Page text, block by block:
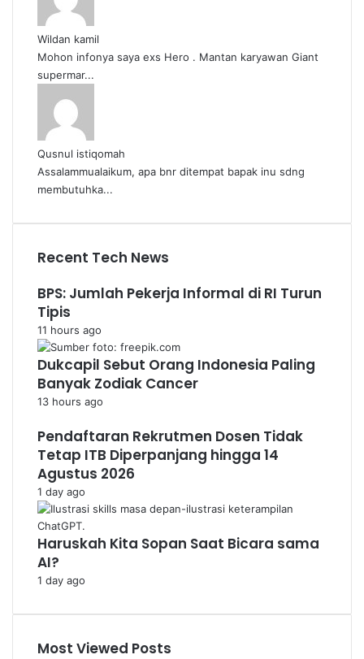
Wildan kamil
Mohon infonya saya exs Hero . Mantan karyawan Giant
supermar...
Qusnul istiqomah
Assalammualaikum, apa bnr ditempat bapak inu sdng
membutuhka...
Recent Tech News
BPS: Jumlah Pekerja Informal di RI Turun
Tipis
11 hours ago
Dukcapil Sebut Orang Indonesia Paling
Banyak Zodiak Cancer
13 hours ago
Pendaftaran Rekrutmen Dosen Tidak
Tetap ITB Diperpanjang hingga 14
Agustus 2026
1 day ago
Haruskah Kita Sopan Saat Bicara sama
AI?
1 day ago
Most Viewed Posts